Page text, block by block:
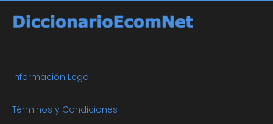
Información Legal
Términos y Condiciones